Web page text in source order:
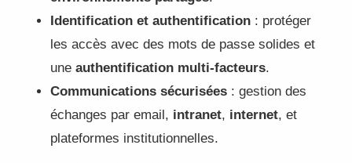
Identification et authentification: protéger
les accès avec des mots de passe solides et
une authentification multi-facteurs.
Communications sécurisées: gestion des
échanges par email, intranet, internet, et
plateformes institutionnelles.